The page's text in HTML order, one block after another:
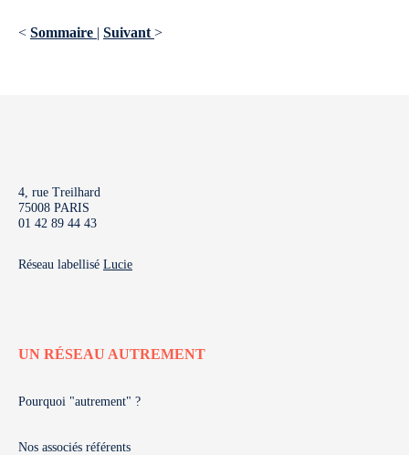
< Sommaire | Suivant >
4, rue Treilhard
75008 PARIS
01 42 89 44 43
Réseau labellisé Lucie
UN RÉSEAU AUTREMENT
Pourquoi "autrement" ?
Nos associés référents